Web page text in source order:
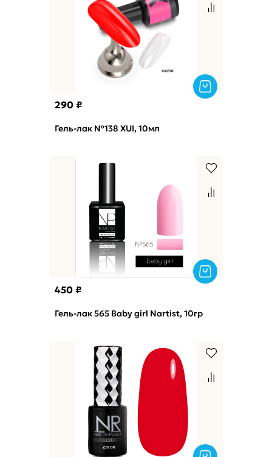
290 ₽
Гель-лак №138 XUI, 10мл
450 ₽
Гель-лак 565 Baby girl Nartist, 10гр